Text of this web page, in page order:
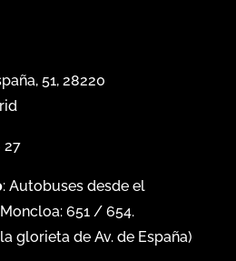
51, 28220
27
: Autobuses desde el
651/ 654.
glorieta de Av. de España)